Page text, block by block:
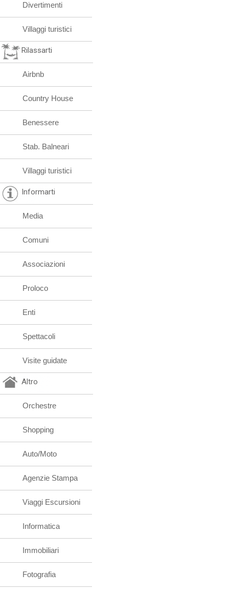
Divertimenti
Villaggi turistici
Rilassarti
Airbnb
Country House
Benessere
Stab. Balneari
Villaggi turistici
Informarti
Media
Comuni
Associazioni
Proloco
Enti
Spettacoli
Visite guidate
Altro
Orchestre
Shopping
Auto/Moto
Agenzie Stampa
Viaggi Escursioni
Informatica
Immobiliari
Fotografia